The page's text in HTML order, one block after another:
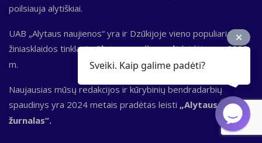
poilsiauja alytiškiai.
UAB „Alytaus naujienos“ yra ir Dzūkijoje vieno populiariausių
žiniasklaidos tinklapiųAlytausnaujienos.ltleidėja nuo 2000
m.
Naujausias mūsų redakcijos ir kūrybinių bendradarbių
spaudinys yra 2024 metais pradėtas leisti „Alytaus
žurnalas“.
Sveiki. Kaip galime padėti?